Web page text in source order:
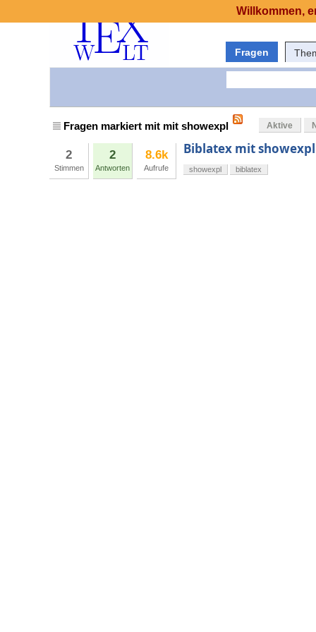
Fragen
Fragen markiert mit mit showexpl Aktive
2
Stimmen
2
Antworten
8.6k
Aufrufe
Biblatex mit showexpl
showexpl biblatex
Willkommen,